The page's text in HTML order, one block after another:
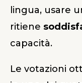
lingua, usare
ritiene
capacità.
Le votazioni